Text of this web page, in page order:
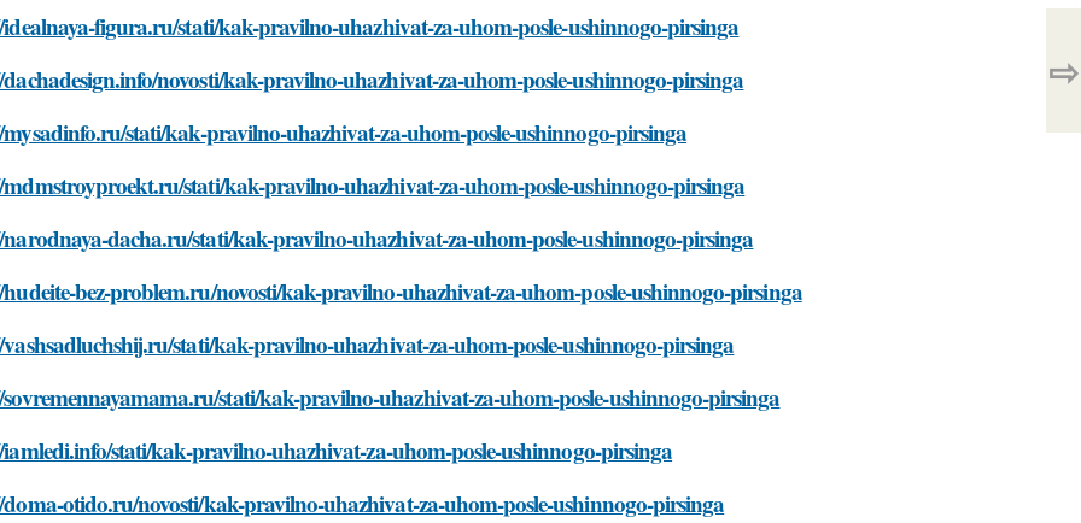
figura.ru/stati/kak-pravilno-uhazhivat-za-uhom-posle-ushinnogo-pirsinga
novosti/kak-pravilno-uhazhivat-za-uhom-posle-ushinnogo-pirsinga
stati/kak-pravilno-uhazhivat-za-uhom-posle-ushinnogo-pirsinga
stati/kak-pravilno-uhazhivat-za-uhom-posle-ushinnogo-pirsinga
dacha.ru/stati/kak-pravilno-uhazhivat-za-uhom-posle-ushinnogo-pirsinga
bez-problem.ru/novosti/kak-pravilno-uhazhivat-za-uhom-posle-ushinnogo-pirsinga
stati/kak-pravilno-uhazhivat-za-uhom-posle-ushinnogo-pirsinga
stati/kak-pravilno-uhazhivat-za-uhom-posle-ushinnogo-pirsinga
stati/kak-pravilno-uhazhivat-za-uhom-posle-ushinnogo-pirsinga
otido.ru/novosti/kak-pravilno-uhazhivat-za-uhom-posle-ushinnogo-pirsinga
⇨